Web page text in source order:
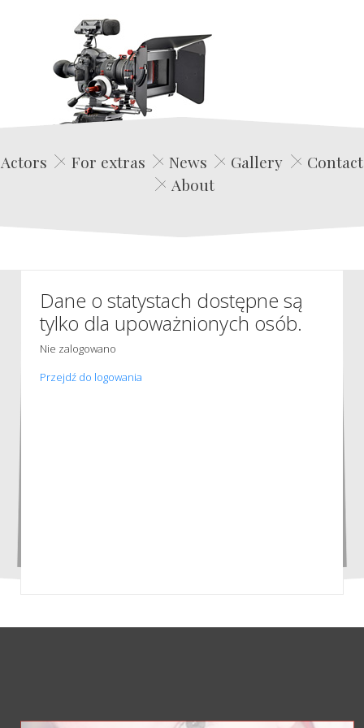
Edwin Film Agencja Aktorska
Actors For extras News Gallery
Contact
About
Dane o statystach dostępne są
tylko dla upoważnionych osób.
Nie zalogowano
Przejdź do logowania